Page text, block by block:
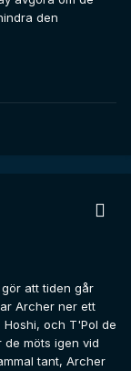
den
att tiden går
Archer ner ett
och T'Pol de
möts igen vid
tant, Archer